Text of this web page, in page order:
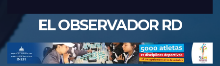
EL OBSERVADOR RD